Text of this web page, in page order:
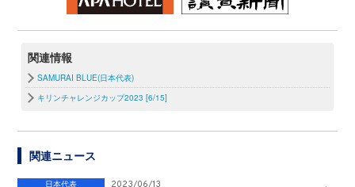
関連情報
SAMURAI BLUE(日本代表)
キリンチャレンジカップ2023 [6/15]
関連ニュース
日本代表